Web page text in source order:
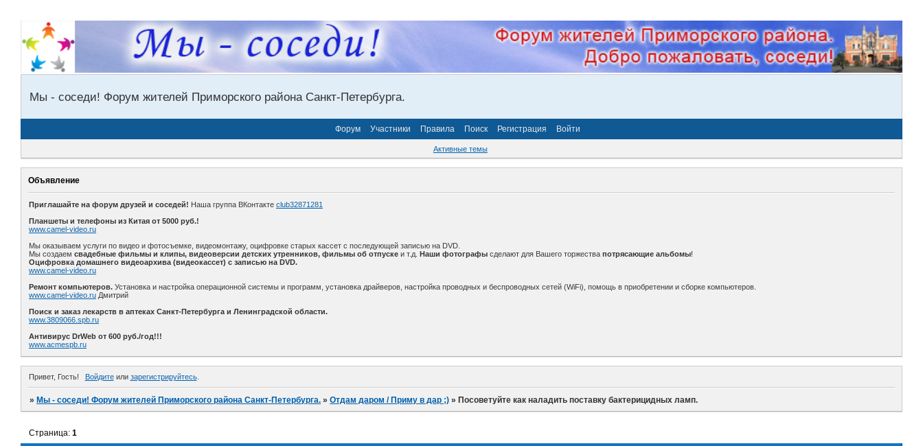
Мы - соседи! Форум жителей Приморского района Санкт-Петербурга.
Форум Участники Правила Поиск Регистрация Войти
Активные темы
Объявление
Приглашайте на форум друзей и соседей! Наша группа ВКонтакте club32871281
Планшеты и телефоны из Китая от 5000 руб.!
www.camel-video.ru
Мы оказываем услуги по видео и фотосъемке, видеомонтажу, оцифровке старых кассет с последующей записью на DVD.
Мы создаем свадебные фильмы и клипы, видеоверсии детских утренников, фильмы об отпуске и т.д. Наши фотографы сделают для Вашего торжества потрясающие альбомы!
Оцифровка домашнего видеоархива (видеокассет) с записью на DVD.
www.camel-video.ru
Ремонт компьютеров. Установка и настройка операционной системы и программ, установка драйверов, настройка проводных и беспроводных сетей (WiFi), помощь в приобретении и сборке компьютеров.
www.camel-video.ru Дмитрий
Поиск и заказ лекарств в аптеках Санкт-Петербурга и Ленинградской области.
www.3809066.spb.ru
Антивирус DrWeb от 600 руб./год!!!
www.acmespb.ru
Привет, Гость! Войдитеили зарегистрируйтесь.
»Мы - соседи! Форум жителей Приморского района Санкт-Петербурга. »Отдам даром / Приму в дар ;) »Посоветуйте как наладить поставку бактерицидных ламп.
Страница:1